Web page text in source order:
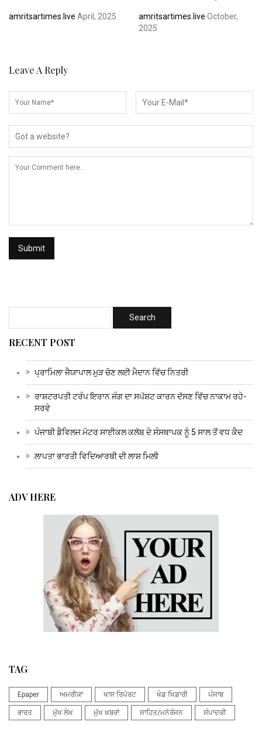
amritsartimes.live April, 2025 amritsartimes.live October,
2025
Leave A Reply
RECENT POST
ਪ੍ਰਾਮਿਲਾ ਜੈਯਾਪਾਲ ਮੁੜ ਚੋਣ ਲਈ ਮੈਦਾਨ ਵਿੱਚ ਨਿਤਰੀ
ਰਾਸ਼ਟਰਪਤੀ ਟਰੰਪ ਇਰਾਨ ਜੰਗ ਦਾ ਸਪੱਸ਼ਟ ਕਾਰਨ ਦੱਸਣ ਵਿੱਚ ਨਾਕਾਮ ਰਹੇ-
ਸਰਵੇ
ਪੰਜਾਬੀ ਡੈਵਿਲਜ ਮੋਟਰ ਸਾਈਕਲ ਕਲੱਬ ਦੇ ਸੰਸਥਾਪਕ ਨੂੰ 5 ਸਾਲ ਤੋਂ ਵਧ ਕੈਦ
ਲਾਪਤਾ ਭਾਰਤੀ ਵਿਦਿਆਰਥੀ ਦੀ ਲਾਸ਼ ਮਿਲੀ
ADV HERE
TAG
Epaper ਅਮਰੀਕਾ ਖਾਸ ਰਿਪੋਰਟ ਖੇਡ ਖਿਡਾਰੀ ਪੰਜਾਬ
ਭਾਰਤ ਮੁੱਖ ਲੇਖ ਮੁੱਖ ਖ਼ਬਰਾਂ ਸਾਹਿਤ/ਮਨੋਰੰਜਨ ਸੰਪਾਦਕੀ